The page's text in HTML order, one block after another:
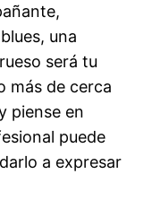
una
será tu
más de cerca
piense en
puede
a expresar